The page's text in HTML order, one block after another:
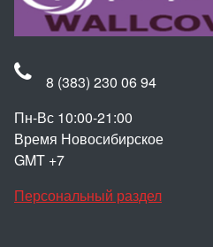
8 (383) 230 06 94
Пн-Вс 10:00-21:00
Время Новосибирское
GMT +7
Персональный раздел